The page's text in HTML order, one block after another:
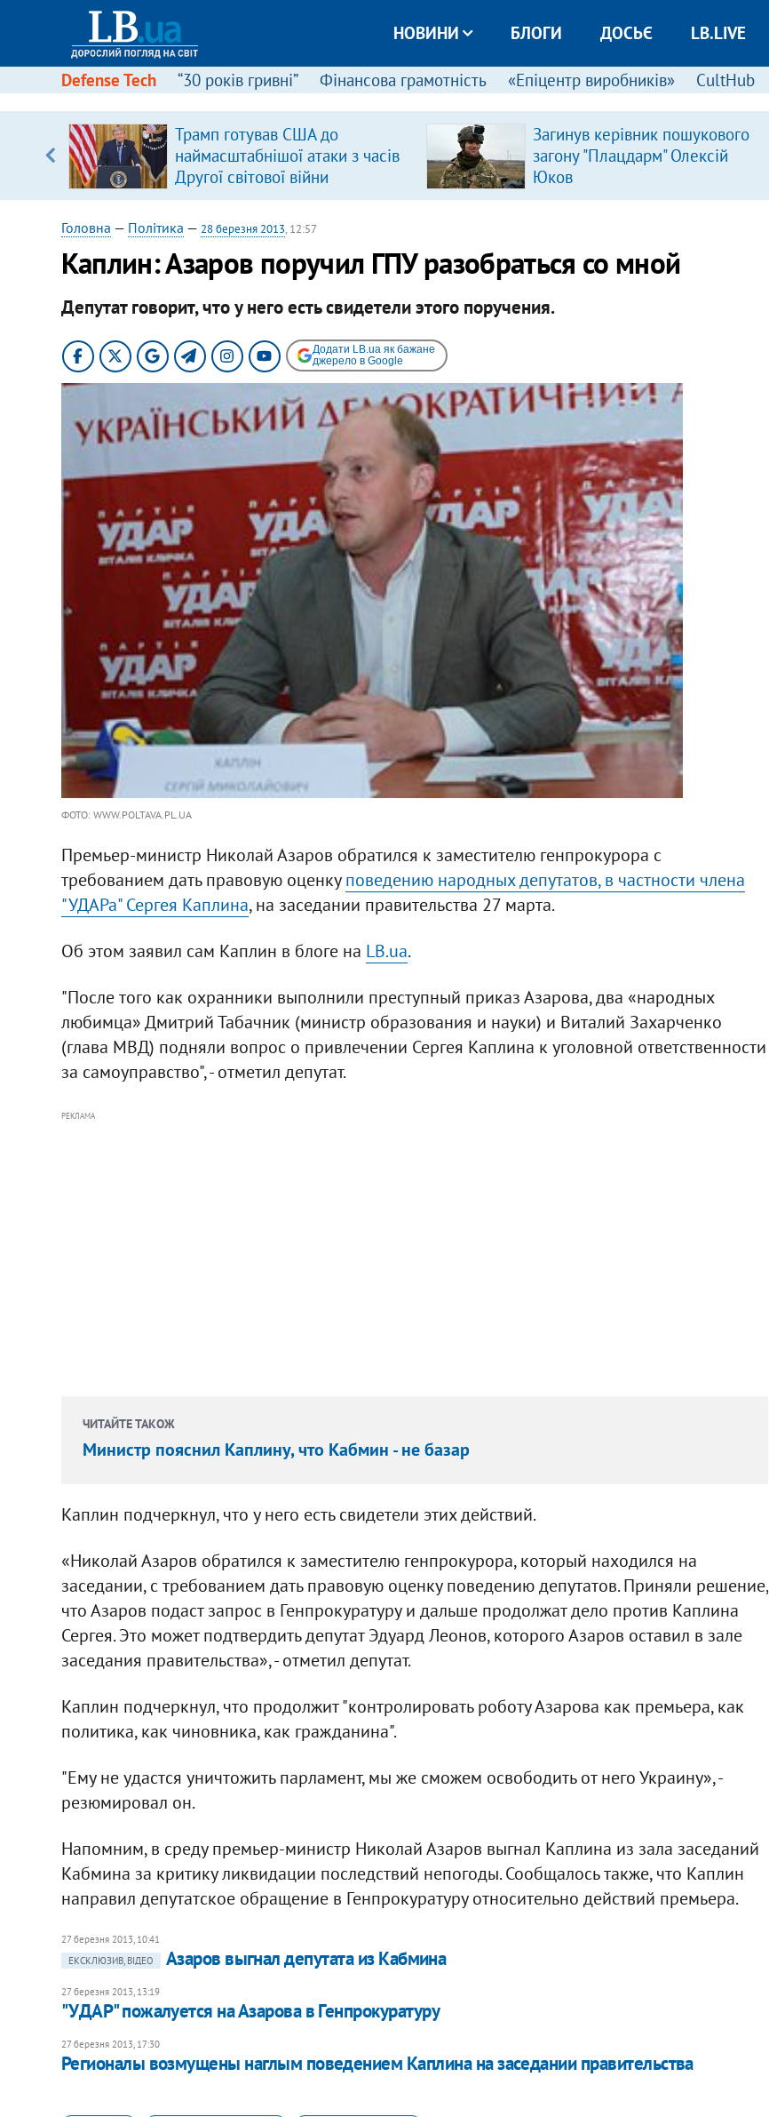
НОВИНИ БЛОГИ ДОСЬЄ LB.LIVE
Defense Tech “30 років гривні” Фінансова грамотність «Епіцентр виробників» CultHub
Трамп готував США до
наймасштабнішої атаки з часів
Другої світової війни
Загинув керівник пошукового
загону "Плацдарм" Олексій
Юков
Головна — Політика — 28 березня 2013, 12:57
Каплин: Азаров поручил ГПУ разобраться со мной
Депутат говорит, что у него есть свидетели этого поручения.
Додати LB.ua як бажане
джерело в Google
ФОТО: WWW.POLTAVA.PL.UA
Премьер-министр Николай Азаров обратился к заместителю генпрокурора с
требованием дать правовую оценкуповедению народных депутатов, в частности члена
"УДАРа" Сергея Каплина, на заседании правительства 27 марта.
Об этом заявил сам Каплин в блоге на LB.ua.
"После того как охранники выполнили преступный приказ Азарова, два «народных
любимца» Дмитрий Табачник (министр образования и науки) и Виталий Захарченко
(глава МВД) подняли вопрос о привлечении Сергея Каплина к уголовной ответственности
за самоуправство", - отметил депутат.
РЕКЛАМА
ЧИТАЙТЕ ТАКОЖ
Министр пояснил Каплину, что Кабмин - не базар
Каплин подчеркнул, что у него есть свидетели этих действий.
«Николай Азаров обратился к заместителю генпрокурора, который находился на
заседании, с требованием дать правовую оценку поведению депутатов. Приняли решение,
что Азаров подаст запрос в Генпрокуратуру и дальше продолжат дело против Каплина
Сергея. Это может подтвердить депутат Эдуард Леонов, которого Азаров оставил в зале
заседания правительства», - отметил депутат.
Каплин подчеркнул, что продолжит "контролировать роботу Азарова как премьера, как
политика, как чиновника, как гражданина".
"Ему не удастся уничтожить парламент, мы же сможем освободить от него Украину», -
резюмировал он.
Напомним, в среду премьер-министр Николай Азаров выгнал Каплина из зала заседаний
Кабмина за критику ликвидации последствий непогоды. Сообщалось также, что Каплин
направил депутатское обращение в Генпрокуратуру относительно действий премьера.
27 березня 2013, 10:41
ЕКСКЛЮЗИВ, ВІДЕО
Азаров выгнал депутата из Кабмина
27 березня 2013, 13:19
"УДАР" пожалуется на Азарова в Генпрокуратуру
27 березня 2013, 17:30
Регионалы возмущены наглым поведением Каплина на заседании правительства